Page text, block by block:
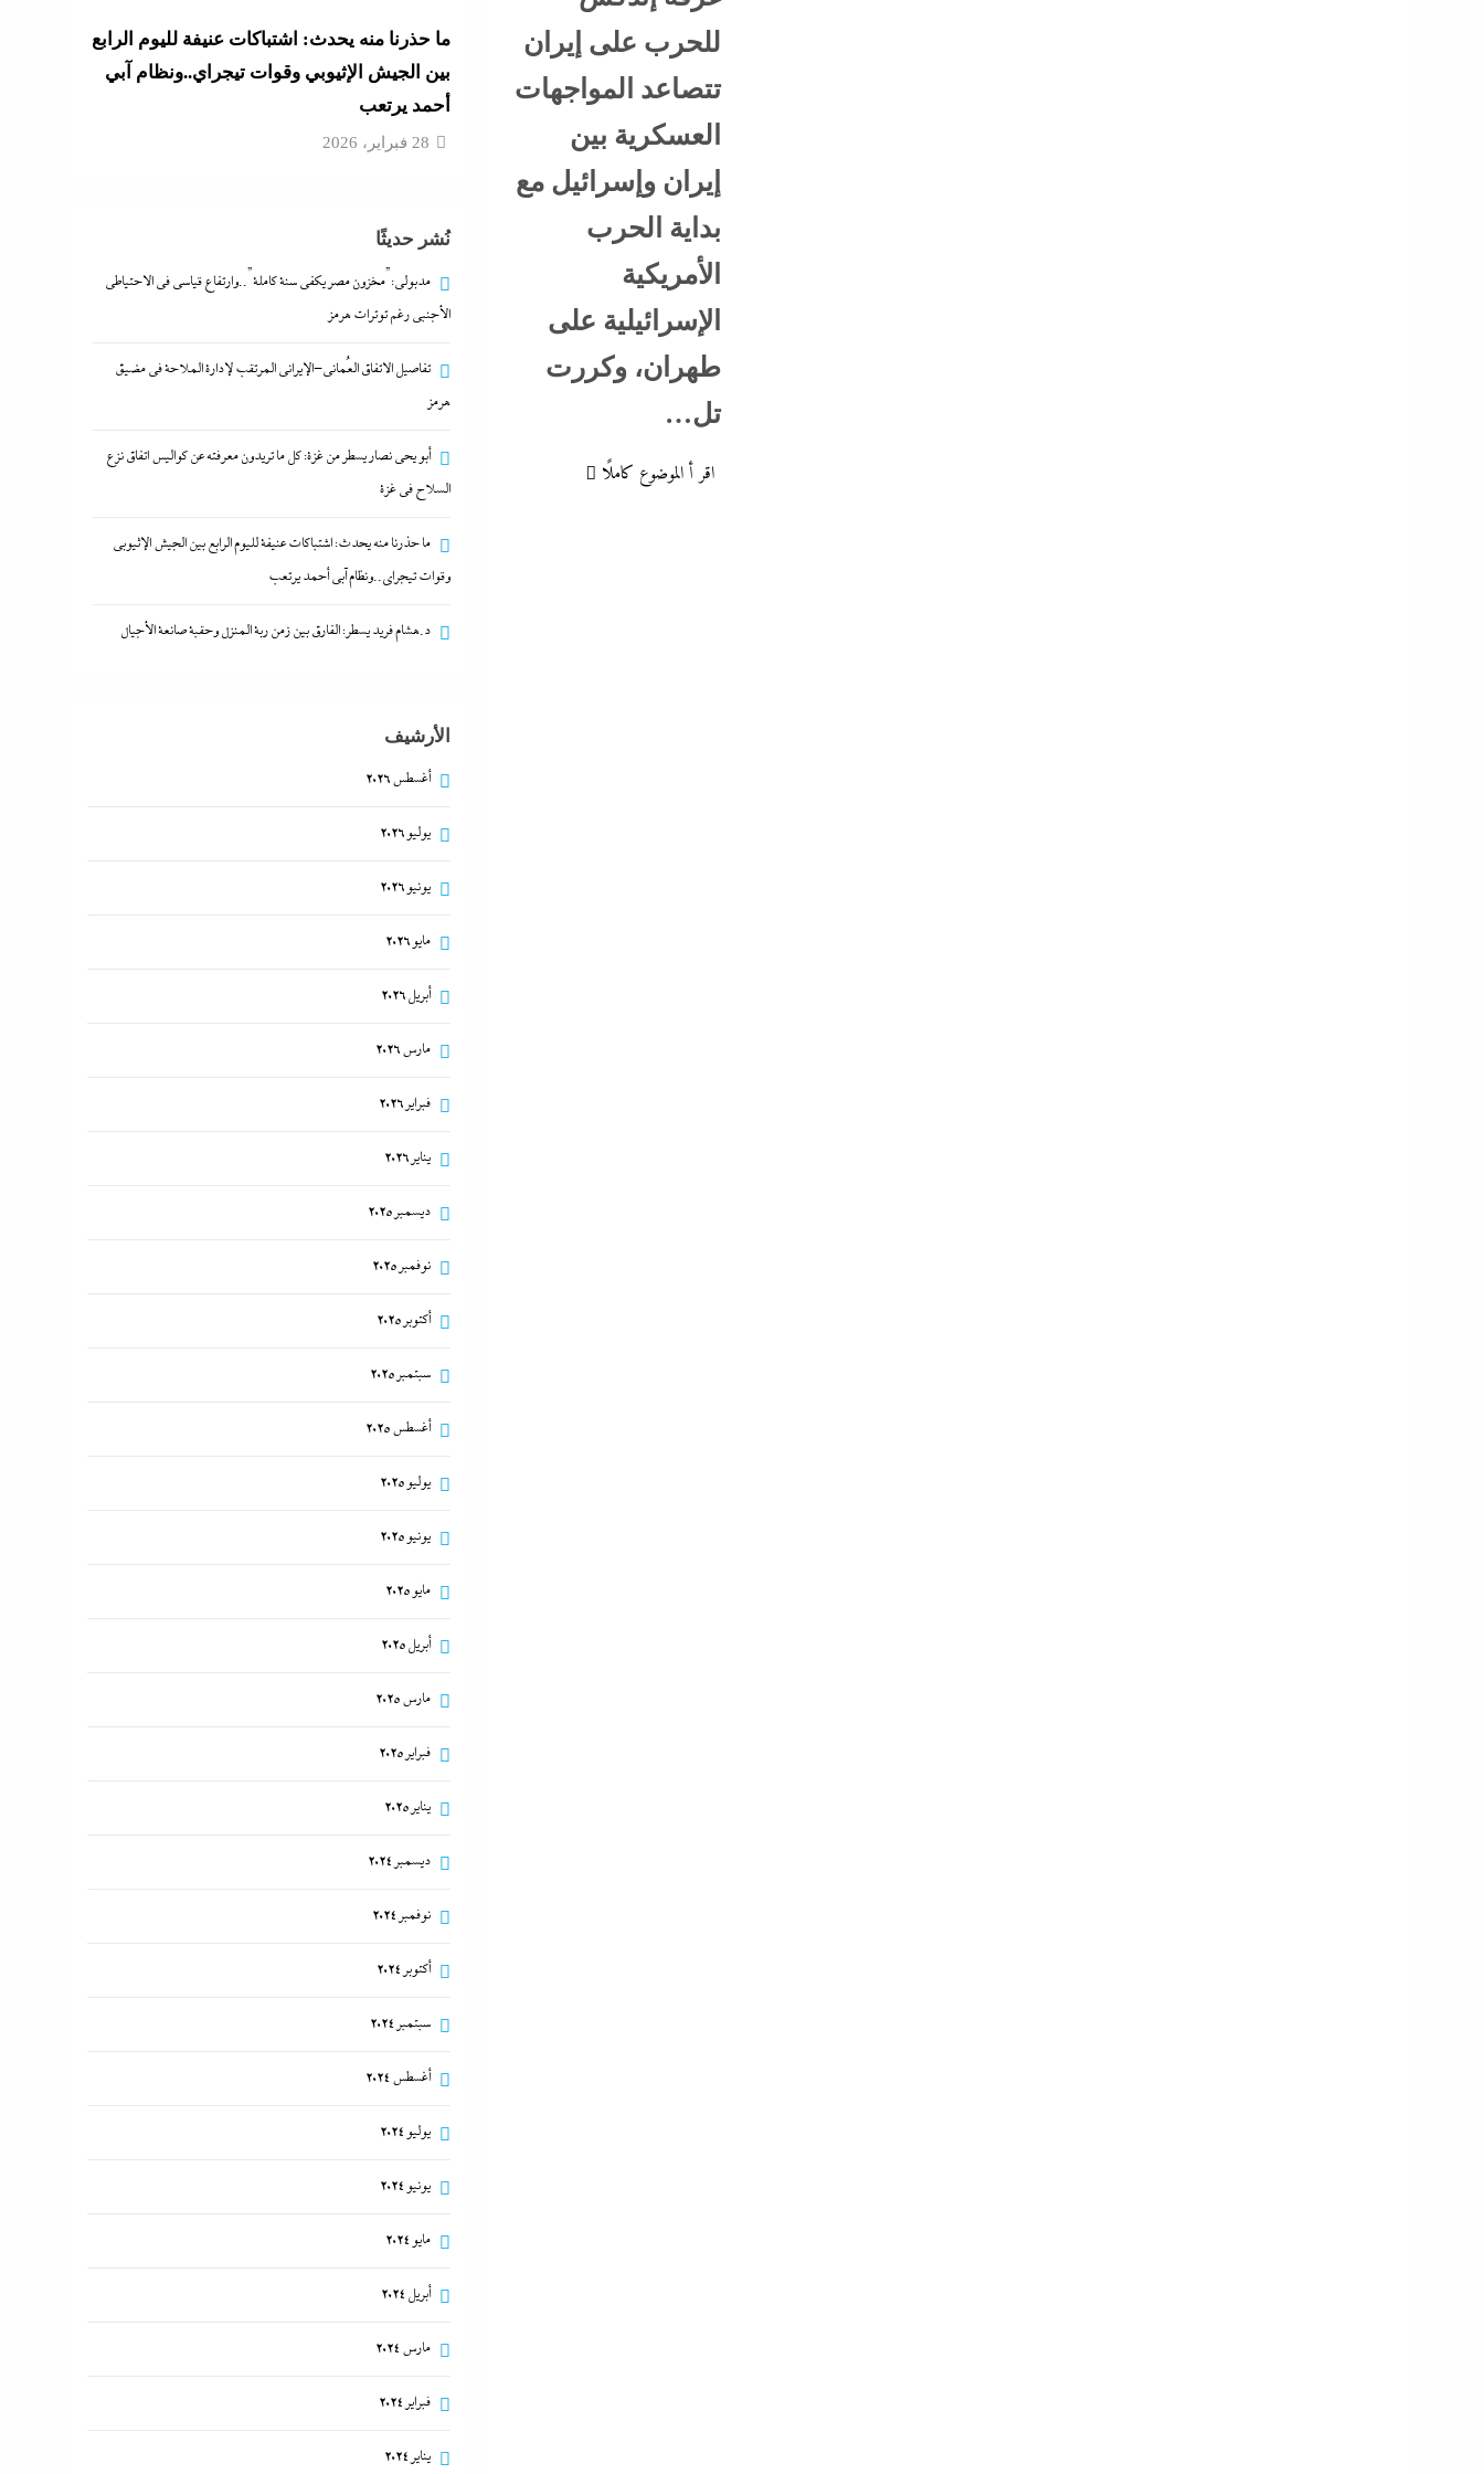
للحرب على إيران
تتصاعد المواجهات
العسكرية بين
إيران وإسرائيل مع
بداية الحرب
الأمريكية
الإسرائيلية على
طهران، وكررت
تل…
اقر أ الموضوع كاملًا
ما حذرنا منه يحدث: اشتباكات عنيفة لليوم الرابع
بين الجيش الإثيوبي وقوات تيجراي..ونظام آبي
أحمد يرتعب
28 فبراير، 2026
نُشر حديثًا
مدبولي:”مخزون مصر يكفي سنة كاملة”..وارتفاع قياسي في الاحتياطي
الأجنبي رغم توترات هرمز
تفاصيل الاتفاق العُماني-الإيراني المرتقب لإدارة الملاحة في مضيق
هرمز
أبو يحى نصار يسطر من غزة: كل ما تريدون معرفته عن كواليس اتفاق نزع
السلاح في غزة
ما حذرنا منه يحدث: اشتباكات عنيفة لليوم الرابع بين الجيش الإثيوبي
وقوات تيجراي..ونظام آبي أحمد يرتعب
د.هشام فريد يسطر: الفارق بين زمن ربة المنزل وحقبة صانعة الأجيال
الأرشيف
أغسطس 2026
يوليو 2026
يونيو 2026
مايو 2026
أبريل 2026
مارس 2026
فبراير 2026
يناير 2026
ديسمبر 2025
نوفمبر 2025
أكتوبر 2025
سبتمبر 2025
أغسطس 2025
يوليو 2025
يونيو 2025
مايو 2025
أبريل 2025
مارس 2025
فبراير 2025
يناير 2025
ديسمبر 2024
نوفمبر 2024
أكتوبر 2024
سبتمبر 2024
أغسطس 2024
يوليو 2024
يونيو 2024
مايو 2024
أبريل 2024
مارس 2024
فبراير 2024
يناير 2024